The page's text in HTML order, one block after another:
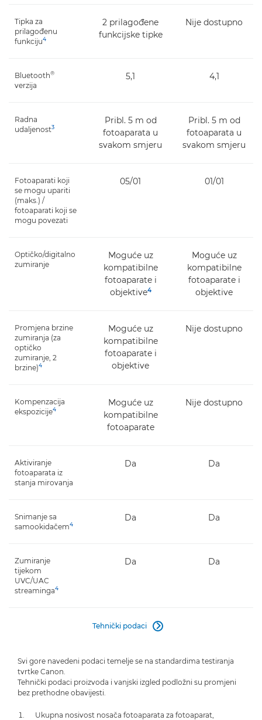
Tipka za
prilagođenu
funkciju4
2 prilagođene
funkcijske tipke
Nije dostupno
Bluetooth®
verzija
5,1 4,1
Radna
udaljenost3
Pribl. 5 m od
fotoaparata u
svakom smjeru
Pribl. 5 m od
fotoaparata u
svakom smjeru
Fotoaparati koji
se mogu upariti
(maks.) /
fotoaparati koji se
mogu povezati
05/01 01/01
Optičko/digitalno
zumiranje
Moguće uz
kompatibilne
fotoaparate i
objektive4
Moguće uz
kompatibilne
fotoaparate i
objektive
Promjena brzine
zumiranja (za
optičko
zumiranje, 2
brzine)4
Moguće uz
kompatibilne
fotoaparate i
objektive
Nije dostupno
Kompenzacija
ekspozicije4
Moguće uz
kompatibilne
fotoaparate
Nije dostupno
Aktiviranje
fotoaparata iz
stanja mirovanja
Da Da
Snimanje sa
samookidačem4
Da Da
Zumiranje
tijekom
UVC/UAC
streaminga4
Da Da
Tehnički podaci 
Svi gore navedeni podaci temelje se na standardima testiranja
tvrtke Canon.
Tehnički podaci proizvoda i vanjski izgled podložni su promjeni
bez prethodne obavijesti.
Ukupna nosivost nosača fotoaparata za fotoaparat,